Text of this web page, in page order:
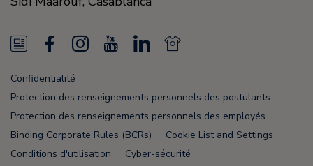
N
e
w
s
F
a
c
e
b
I
s
t
a
u
T
u
L
n
k
e
N
w
s
F
Confidentialité
Protection des renseignements personnels des postulants
Protection des renseignements personnels des employés
Binding Corporate Rules (BCRs)
Cookie List and Settings
Conditions d'utilisation
Cyber-sécurité